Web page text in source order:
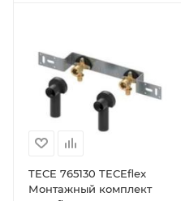
TECE 765130 TECEflex
Монтажный комплект